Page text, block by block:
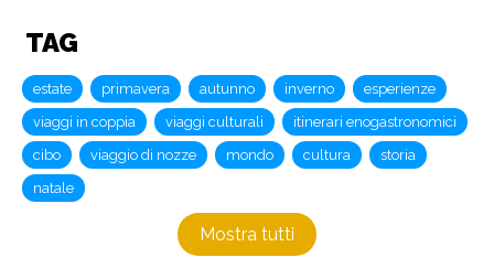
TAG
estate primavera autunno inverno
esperienze
viaggi in coppia
viaggi culturali
itinerari enogastronomici
cibo
viaggio di nozze mondo cultura
storia
natale
Mostra tutti